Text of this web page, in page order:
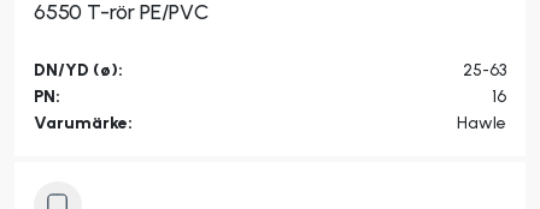
6550 T-rör PE/PVC
DN/YD (ø):
25-63
PN:
16
Varumärke:
Hawle